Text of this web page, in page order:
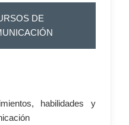
DE
habilidades y